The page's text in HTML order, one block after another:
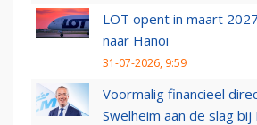
LOT opent in maart
naar Hanoi
31-07-2026, 9:59
Voormalig financieel
Swelheim aan de slag bij